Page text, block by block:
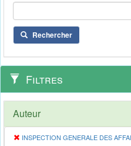
Rechercher
Filtres
Auteur
INSPECTION GENERALE DES